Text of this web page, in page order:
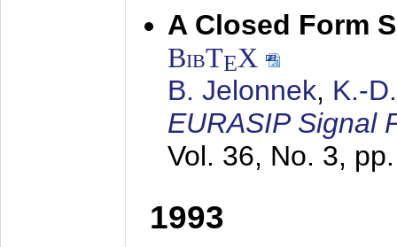
A Closed Form
BibTEX
B. Jelonnek, K.-
EURASIP Signal
Vol. 36, No. 3,
1993